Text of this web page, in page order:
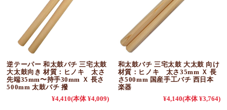
逆テーパー 和太鼓バチ 三宅太鼓
大太鼓向き 材質：ヒノキ 太さ
先端35mm〜持手30mm Ｘ 長さ
500mm 太鼓バチ 撥
¥4,410(本体 ¥4,009)
和太鼓バチ 三宅太鼓 大太鼓 向け
材質：ヒノキ 太さ35mm Ｘ 長
さ500mm 国産手工バチ 西日本
楽器
¥4,140(本体 ¥3,764)